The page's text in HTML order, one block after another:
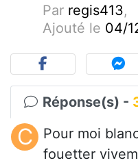
Par regis413,
Ajouté le 04/
Réponse(s) -
C
Pour moi
fouetter